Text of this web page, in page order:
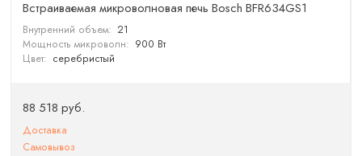
Встраиваемая микроволновая печь Bosch BFR634GS1
Внутренний объем: 21
Мощность микроволн: 900 Вт
Цвет: серебристый
88 518 руб.
Доставка
Самовывоз